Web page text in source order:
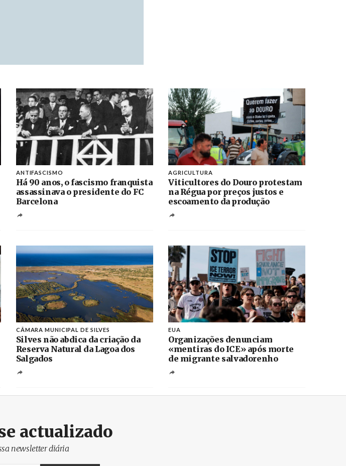
ANTIFASCISMO
Há 90 anos, o fascismo franquista
assassinava o presidente do FC
Barcelona
AGRICULTURA
Viticultores do Douro protestam
na Régua por preços justos e
escoamento da produção
CÂMARA MUNICIPAL DE SILVES
Silves não abdica da criação da
Reserva Natural da Lagoa dos
Salgados
EUA
Organizações denunciam
«mentiras do ICE» após morte
de migrante salvadorenho
actualizado
newsletter diária